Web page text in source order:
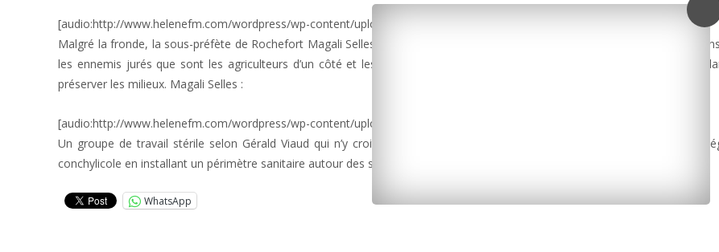
[audio:http://www.helenefm.com/wordpress/wp-content/uploads/2014/07/pt-syndicat-ostréiicole-ile-de-ré.mp3]
Malgré la fronde, la sous-préfète de Rochefort Magali Selles a proposé la création d’un groupe de travail pour rétablir un
les ennemis jurés que sont les agriculteurs d’un côté et les conchyliculteurs de l’autre, mais aussi les plaisanciers. Et ce
préserver les milieux. Magali Selles :
[audio:http://www.helenefm.com/wordpress/wp-content/uploads/2014/07/selles.mp3]
Un groupe de travail stérile selon Gérald Viaud qui n’y croit plus. Ce dernier qui réclame de vrais engagements pour
conchylicole en installant un périmètre sanitaire autour des sites de production.
WhatsApp